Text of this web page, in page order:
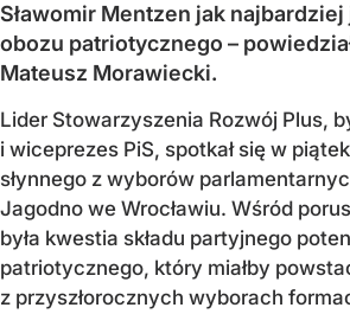
Sławomir Mentzen jak
obozu patriotycznego –
Mateusz Morawiecki.
Lider Stowarzyszenia Rozwój Plus,
i wiceprezes PiS, spotkał się w
słynnego z wyborów
Jagodno we Wrocławiu. Wśród
była kwestia składu partyjnego
patriotycznego, który miałby
z przyszłorocznych wyborach